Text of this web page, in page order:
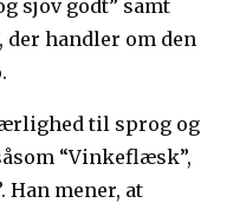
sjov godt” samt
der handler om den
til sprog og
“Vinkeflæsk”,
Han mener, at